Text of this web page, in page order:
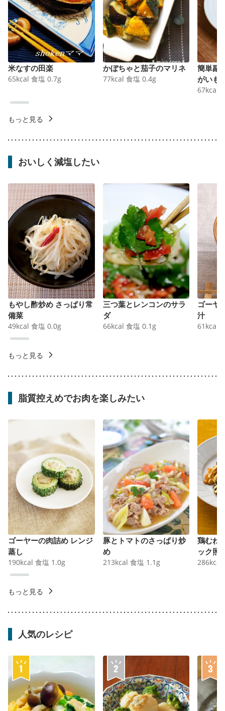
米なすの田楽
65kcal 食塩 0.7g
かぼちゃと茄子のマリネ
77kcal 食塩 0.4g
簡単副
がいも
67kcal
もっと見る
おいしく減塩したい
もやし酢炒め さっぱり常
備菜
49kcal 食塩 0.0g
三つ葉とレンコンのサラ
ダ
66kcal 食塩 0.1 g
ゴーヤ
汁
61 kcal
もっと見る
脂質控えめでお肉を楽しみたい
ゴーヤーの肉詰め レンジ
蒸し
190kcal 食塩 1.0g
豚とトマトのさっぱり炒
め
213kcal 食塩 1.1 g
鶏むね
ック照
286kcal
もっと見る
人気のレシピ